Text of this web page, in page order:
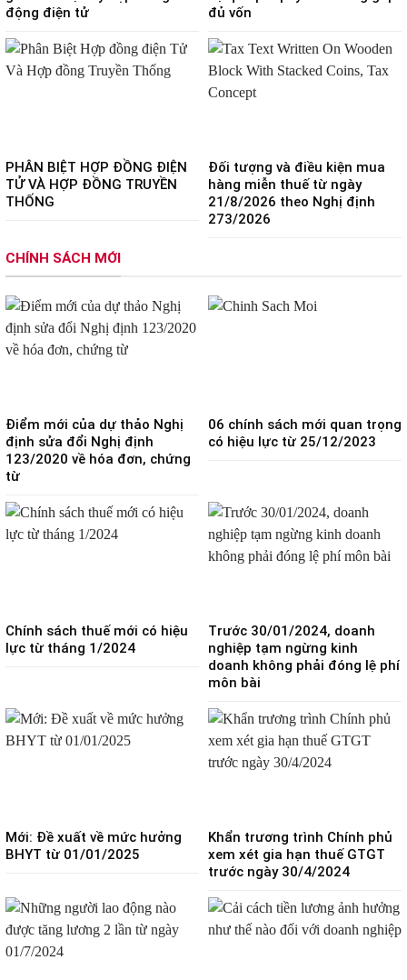
động điện tử
đủ vốn
PHÂN BIỆT HỢP ĐỒNG ĐIỆN
TỬ VÀ HỢP ĐỒNG TRUYỀN
THỐNG
Đối tượng và điều kiện mua
hàng miễn thuế từ ngày
21/8/2026 theo Nghị định
273/2026
CHÍNH SÁCH MỚI
Điểm mới của dự thảo Nghị
định sửa đổi Nghị định
123/2020 về hóa đơn, chứng
từ
06 chính sách mới quan trọng
có hiệu lực từ 25/12/2023
Chính sách thuế mới có hiệu
lực từ tháng 1/2024
Trước 30/01/2024, doanh
nghiệp tạm ngừng kinh
doanh không phải đóng lệ phí
môn bài
Mới: Đề xuất về mức hưởng
BHYT từ 01/01/2025
Khẩn trương trình Chính phủ
xem xét gia hạn thuế GTGT
trước ngày 30/4/2024